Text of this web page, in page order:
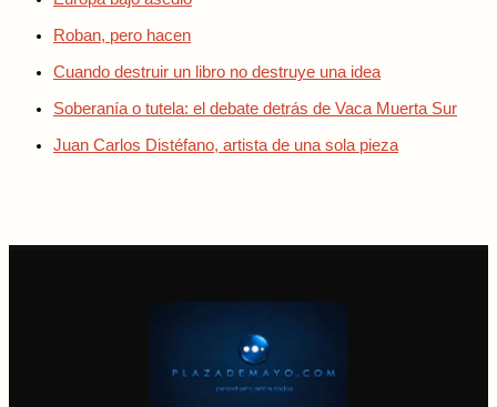
Roban, pero hacen
Cuando destruir un libro no destruye una idea
Soberanía o tutela: el debate detrás de Vaca Muerta Sur
Juan Carlos Distéfano, artista de una sola pieza